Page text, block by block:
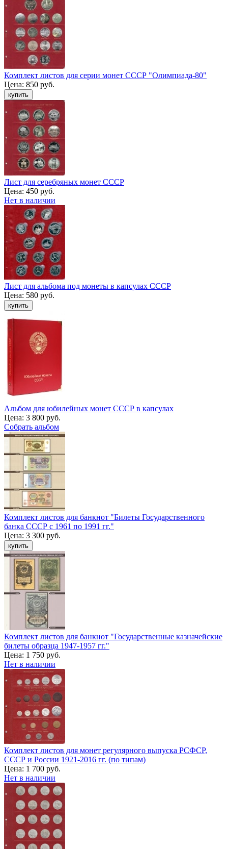
Комплект листов для серии монет СССР "Олимпиада-80"
Цена: 850 руб.
Лист для серебряных монет СССР
Цена: 450 руб.
Нет в наличии
Лист для альбома под монеты в капсулах СССР
Цена: 580 руб.
Альбом для юбилейных монет СССР в капсулах
Цена: 3 800 руб.
Собрать альбом
Комплект листов для банкнот "Билеты Государственного
банка СССР с 1961 по 1991 гг."
Цена: 3 300 руб.
Комплект листов для банкнот "Государственные казначейские
билеты образца 1947-1957 гг."
Цена: 1 750 руб.
Нет в наличии
Комплект листов для монет регулярного выпуска РСФСР,
СССР и России 1921-2016 гг. (по типам)
Цена: 1 700 руб.
Нет в наличии